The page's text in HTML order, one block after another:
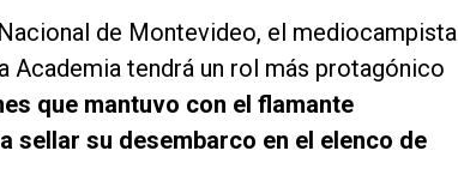
de Montevideo, el mediocampista
Academia tendrá un rol más protagónico
que mantuvo con el flamante
sellar su desembarco en el elenco de